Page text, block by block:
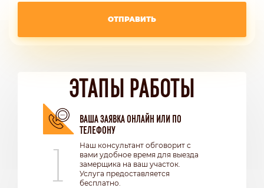
ОТПРАВИТЬ
ЭТАПЫ РАБОТЫ
1
ВАША ЗАЯВКА ОНЛАЙН ИЛИ ПО
ТЕЛЕФОНУ
Наш консультант обговорит с
вами удобное время для выезда
замерщика на ваш участок.
Услуга предоставляется
бесплатно.